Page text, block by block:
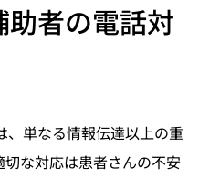
者の電話対
、単なる情報伝達以上の重
な対応は患者さんの不安